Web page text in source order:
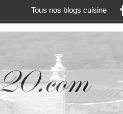
Tous nos blogs cuisine